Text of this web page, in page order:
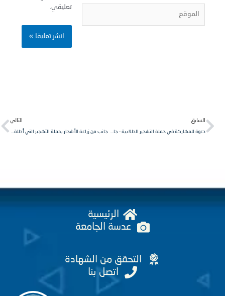
تعليقي.
دعوة للمشاركة في حملة التشجير الطلابية – جامعة الشمال الخاصة جانب من زراعة الأشجار بحملة التشجير التي أطلقتها الهيئة الطلابية في جامعة الشمال الخاصة
الرئيسية
عدسة الجامعة
التحقق من الشهادة
اتصل بنا